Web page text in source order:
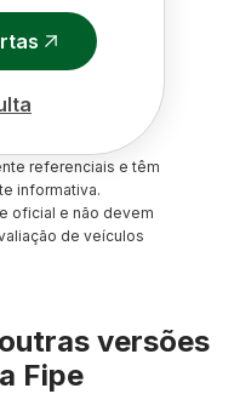
referenciais e têm
informativa.
oficial e não devem
de veículos
versões
Fipe